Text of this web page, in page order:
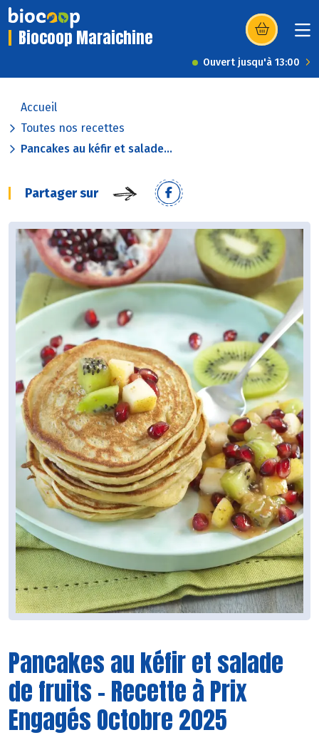
Biocoop Maraichine (s’ouvre dans
Ouvert jusqu'à 13:00
Accueil
Toutes nos recettes
Pancakes au kéfir et salade...
Partager sur
Pancakes au kéfir et salade
de fruits - Recette à Prix
Engagés Octobre 2025